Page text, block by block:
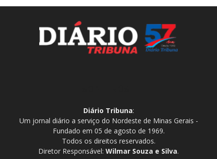
Diário Tribuna:
Um jornal diário a serviço do Nordeste de Minas Gerais -
Fundado em 05 de agosto de 1969.
Todos os direitos reservados.
Diretor Responsável: Wilmar Souza e Silva.